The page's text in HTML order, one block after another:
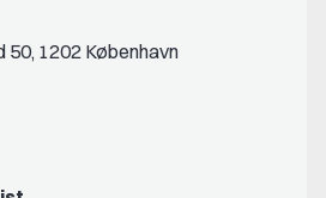
50, 1202 København